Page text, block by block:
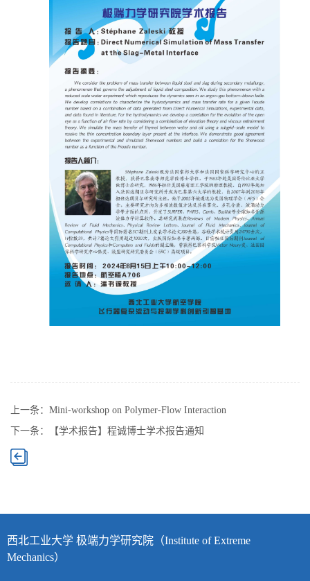
上一条： Mini-workshop on Polymer-Flow Interaction
下一条：
【学术报告】程诚博士学术报告通知
西北工业大学 极端力学研究院（Institute of Extreme
Mechanics）